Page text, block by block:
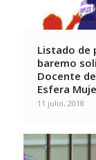
Listado de
baremo
Docente
Esfera
11 julio, 2018